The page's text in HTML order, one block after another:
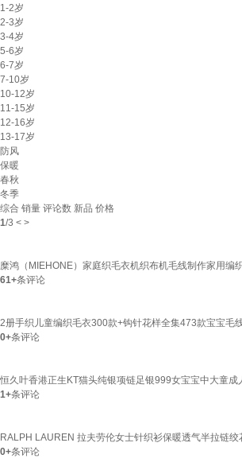
1-2岁
2-3岁
3-4岁
5-6岁
6-7岁
7-10岁
10-12岁
11-15岁
12-16岁
13-17岁
防风
保暖
春秋
冬季
综合 销量 评论数 新品 价格
1/3 < >
糜鸿（MIEHONE）家庭织毛衣机织布机毛线制作家用编
61+条评论
2册手织儿童编织毛衣300款+钩针花样全集473款宝宝毛
0+条评论
恒久叶香港正生KT猫头纯银项链足银999女宝宝中大童
1+条评论
RALPH LAUREN 拉夫劳伦女士针织衫保暖透气半拉链
0+条评论